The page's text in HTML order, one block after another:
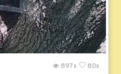
80x
897x